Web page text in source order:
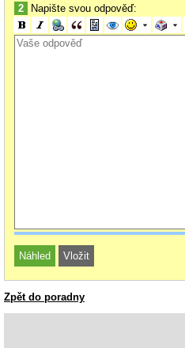
2 Napište svou odpověď:
Zpět do poradny